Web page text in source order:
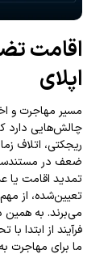
اقامت
اپلای
مسیر مهاجرت و
چالش‌هایی دارد
ریجکتی، اتلاف
ضعف در
تمدید اقامت یا
تعیین‌شده، از
می‌برند. به همین
فرآیند از ابتدا
ما برای مهاجرت